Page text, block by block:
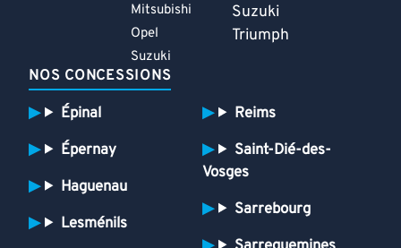
Mitsubishi
Opel
Suzuki
Suzuki
Triumph
NOS CONCESSIONS
Épinal
Épernay
Haguenau
Lesménils
Reims
Saint-Dié-des-
Vosges
Sarrebourg